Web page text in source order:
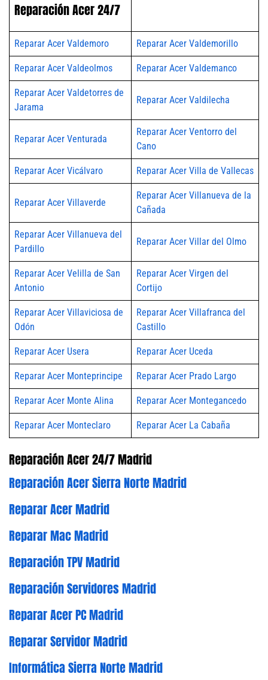
Reparación Acer 24/7
Reparar Acer Valdemoro Reparar Acer Valdemorillo
Reparar Acer Valdeolmos Reparar Acer Valdemanco
Reparar Acer Valdetorres de
Jarama
Reparar Acer Valdilecha
Reparar Acer Venturada
Reparar Acer Ventorro del
Cano
Reparar Acer Vicálvaro Reparar Acer Villa de Vallecas
Reparar Acer Villaverde
Reparar Acer Villanueva de la
Cañada
Reparar Acer Villanueva del
Pardillo
Reparar Acer Villar del Olmo
Reparar Acer Velilla de San
Antonio
Reparar Acer Virgen del
Cortijo
Reparar Acer Villaviciosa de
Odón
Reparar Acer Villafranca del
Castillo
Reparar Acer Usera Reparar Acer Uceda
Reparar Acer Monteprincipe Reparar Acer Prado Largo
Reparar Acer Monte Alina Reparar Acer Montegancedo
Reparar Acer Monteclaro Reparar Acer La Cabaña
Reparación Acer 24/7 Madrid
Reparación Acer Sierra Norte Madrid
Reparar Acer Madrid
Reparar Mac Madrid
Reparación TPV Madrid
Reparación Servidores Madrid
Reparar Acer PC Madrid
Reparar Servidor Madrid
Informática Sierra Norte Madrid